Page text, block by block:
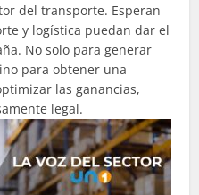
del transporte. Esperan
y logística puedan dar el
No solo para generar
para obtener una
las ganancias,
legal.